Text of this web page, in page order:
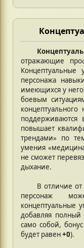
отражающие
персонажа
имеющихся у
боевым
поддерживаются
повышает
трендами» по
умения
не сможет
дыхание.
В отличие
персонаж
концептуальные
добавляя
само собой,
будет равен+0).